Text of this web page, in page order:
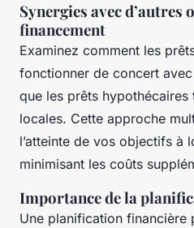
Synergies avec d’autres
financement
Examinez comment les
fonctionner de concert
que les prêts
locales. Cette approche
l’atteinte de vos objectifs à
minimisant les coûts
Importance de la
Une planification financière